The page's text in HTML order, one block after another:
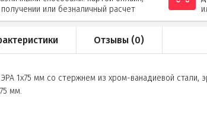
или безналичный расчет
Отзывы (0)
1х75 мм со стержнем из хром-ванадиевой
мм.